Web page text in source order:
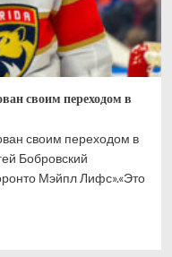
своим переходом в
своим переходом в
Бобровский
Мэйпл Лифс».«Это